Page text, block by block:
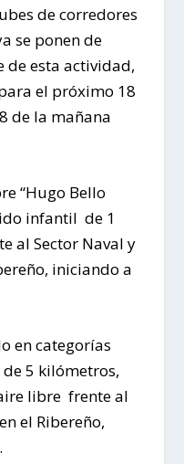
de corredores
se ponen de
esta actividad,
el próximo 18
de la mañana
“Hugo Bello
infantil de 1
al Sector Naval y
iniciando a
en categorías
5 kilómetros,
libre frente al
el Ribereño,